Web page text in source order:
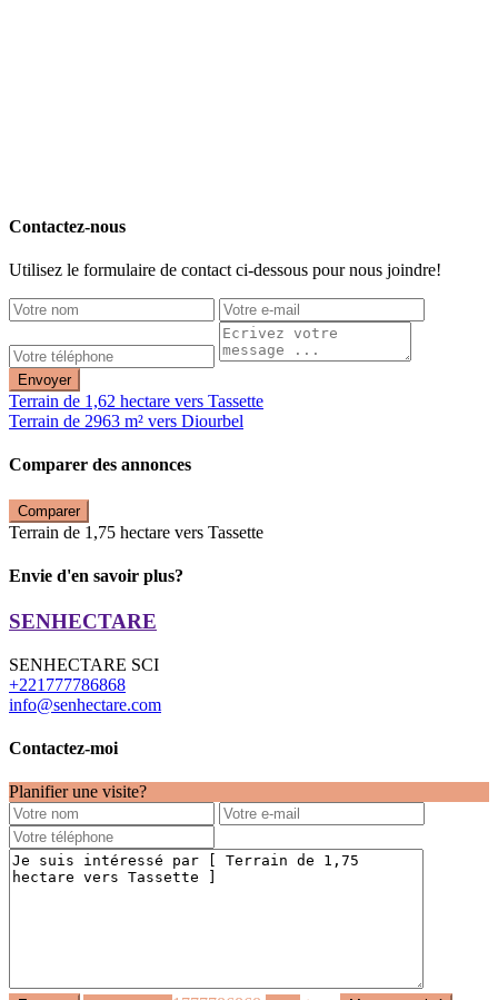
Contactez-nous
Utilisez le formulaire de contact ci-dessous pour nous joindre!
Envoyer
Terrain de 1,62 hectare vers Tassette
Terrain de 2963 m² vers Diourbel
Comparer des annonces
Comparer
Terrain de 1,75 hectare vers Tassette
Envie d'en savoir plus?
SENHECTARE
SENHECTARE SCI
+221777786868
info@senhectare.com
Contactez-moi
Planifier une visite?